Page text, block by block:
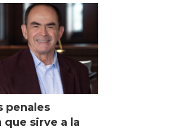
penales
sirve a la